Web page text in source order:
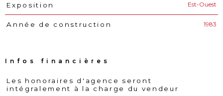
Exposition Est-Ouest
Année de construction 1983
Infos financières
Caractéristiques Valeurs
Les honoraires d'agence seront
intégralement à la charge du vendeur